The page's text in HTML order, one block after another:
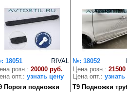
RIVAL
18051
розн.: 20000 руб.
опт.: узнать цену
Пороги подножки
№: 18052
Цена розн.:
Цена опт.:
T9 Подножки